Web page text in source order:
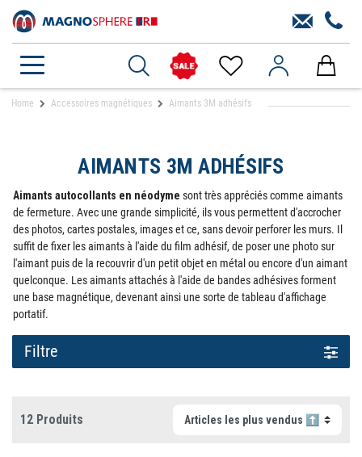
Home Accessoires magnétiques Aimants 3M adhésifs
AIMANTS 3M ADHÉSIFS
Aimants autocollants en néodyme sont très appréciés comme aimants
de fermeture. Avec une grande simplicité, ils vous permettent d'accrocher
des photos, cartes postales, images et ce, sans devoir perforer les murs. Il
suffit de fixer les aimants à l'aide du film adhésif, de poser une photo sur
l'aimant puis de la recouvrir d'un petit objet en métal ou encore d'un aimant
quelconque. Les aimants attachés à l'aide de bandes adhésives forment
une base magnétique, devenant ainsi une sorte de tableau d'affichage
portatif.
Filtre
12 Produits